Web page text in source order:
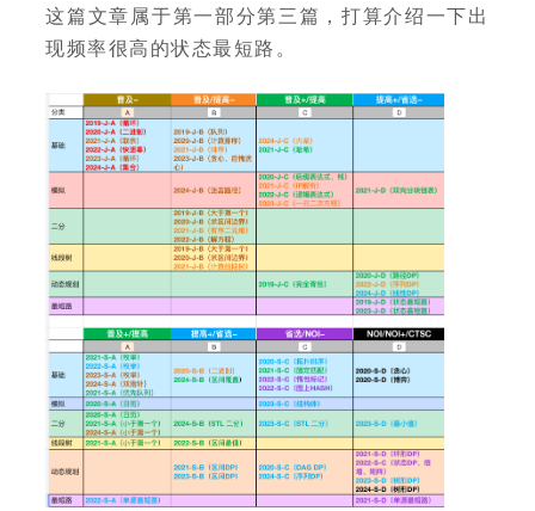
这篇文章属于第一部分第三篇，打算介绍一下出
现频率很高的状态最短路。